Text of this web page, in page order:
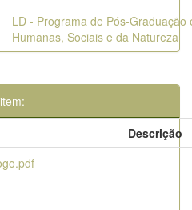
LD - Programa de Pós-Graduação
Humanas, Sociais e da Natureza
Descrição